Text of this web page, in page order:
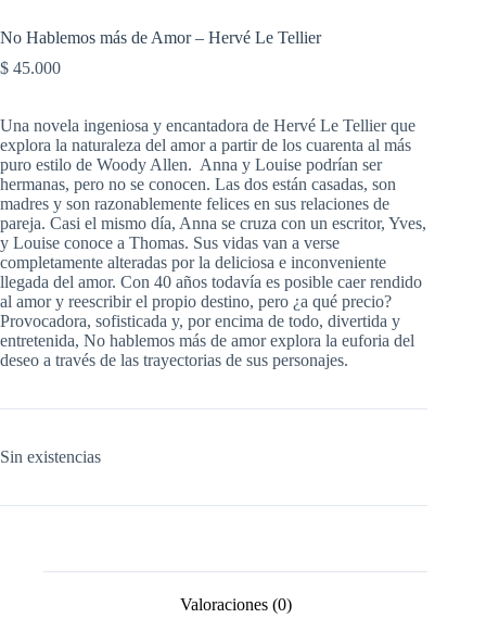
No Hablemos más de Amor – Hervé Le Tellier
$ 45.000
Una novela ingeniosa y encantadora de Hervé Le Tellier que
explora la naturaleza del amor a partir de los cuarenta al más
puro estilo de Woody Allen. Anna y Louise podrían ser
hermanas, pero no se conocen. Las dos están casadas, son
madres y son razonablemente felices en sus relaciones de
pareja. Casi el mismo día, Anna se cruza con un escritor, Yves,
y Louise conoce a Thomas. Sus vidas van a verse
completamente alteradas por la deliciosa e inconveniente
llegada del amor. Con 40 años todavía es posible caer rendido
al amor y reescribir el propio destino, pero ¿a qué precio?
Provocadora, sofisticada y, por encima de todo, divertida y
entretenida, No hablemos más de amor explora la euforia del
deseo a través de las trayectorias de sus personajes.
Sin existencias
Valoraciones (0)